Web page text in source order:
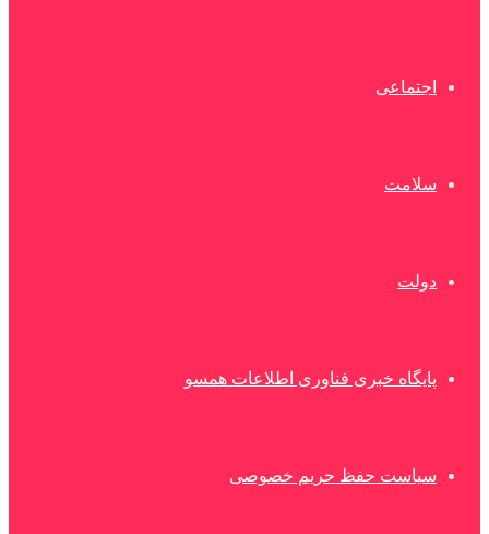
اجتماعی
سلامت
دولت
پایگاه خبری فناوری اطلاعات همسو
سیاست حفظ حریم خصوصی